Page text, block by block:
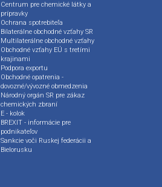
Centrum pre chemické látky a
prípravky
Ochrana spotrebiteľa
Bilaterálne obchodné vzťahy SR
Multilaterálne obchodné vzťahy
Obchodné vzťahy EÚ s tretími
krajinami
Podpora exportu
Obchodné opatrenia -
dovozné/vývozné obmedzenia
Národný orgán SR pre zákaz
chemických zbraní
E - kolok
BREXIT - informácie pre
podnikateľov
Sankcie voči Ruskej federácii a
Bielorusku